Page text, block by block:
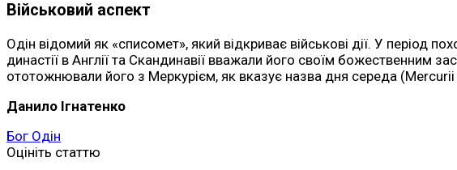
Військовий аспект
Одін відомий як «списомет», який відкриває військові дії. У період
династії в Англії та Скандинавії вважали його своїм божественним
ототожнювали його з Меркурієм, як вказує назва дня середа
Данило Ігнатенко
Бог Одін
Оцініть статтю